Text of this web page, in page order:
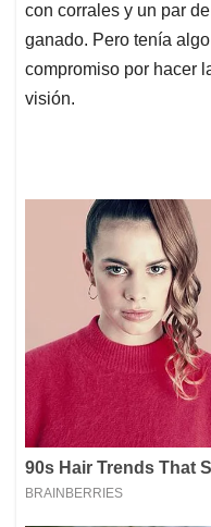
con corrales y un par
ganado. Pero tenía
compromiso por hacer
visión.